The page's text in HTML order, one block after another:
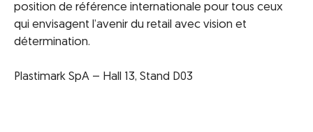
position de référence internationale pour tous ceux
qui envisagent l’avenir du retail avec vision et
détermination.
Plastimark SpA – Hall 13, Stand D03